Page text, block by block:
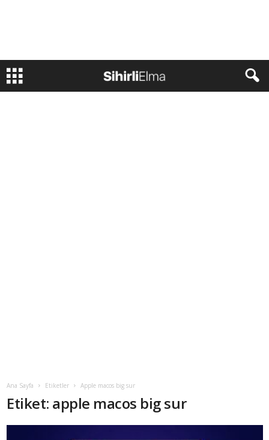
Ana Sayfa Etiketler Apple macos big sur
Etiket: apple macos big sur